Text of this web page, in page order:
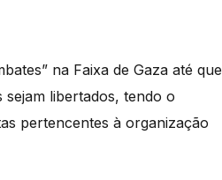
na Faixa de Gaza até que
libertados, tendo o
pertencentes à organização